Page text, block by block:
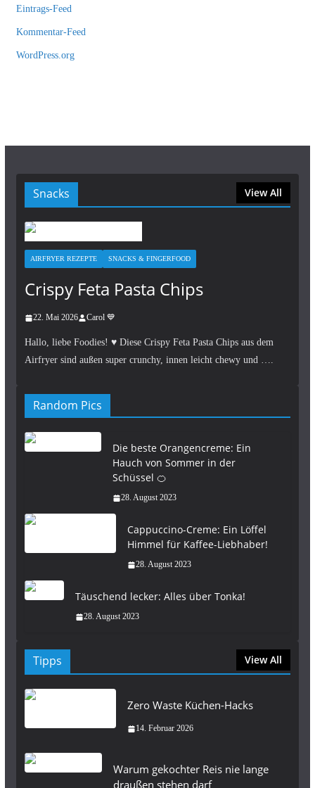
Eintrags-Feed
Kommentar-Feed
WordPress.org
Snacks View All
AIRFRYER REZEPTE SNACKS & FINGERFOOD
Crispy Feta Pasta Chips
22. Mai 2026 Carol 💙
Hallo, liebe Foodies! ♥︎ Diese Crispy Feta Pasta Chips aus dem
Airfryer sind außen super crunchy, innen leicht chewy und ….
Random Pics
Die beste Orangencreme: Ein
Hauch von Sommer in der
Schüssel 🍊
28. August 2023
Cappuccino-Creme: Ein Löffel
Himmel für Kaffee-Liebhaber!
28. August 2023
Täuschend lecker: Alles über Tonka!
28. August 2023
Tipps View All
Zero Waste Küchen-Hacks
14. Februar 2026
Warum gekochter Reis nie lange
draußen stehen darf